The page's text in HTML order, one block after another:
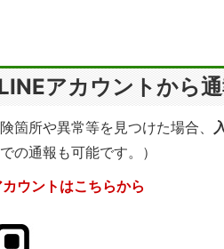
アカウントから
箇所や異常等を見つけた場合、
の通報も可能です。）
ウントはこちらから